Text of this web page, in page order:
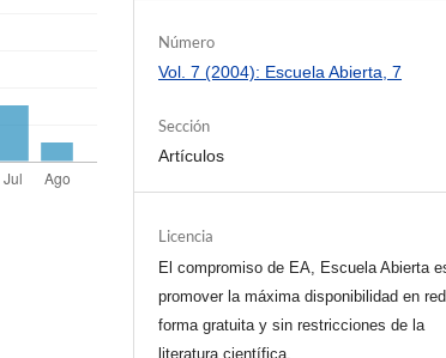
Número
Vol. 7 (2004): Escuela Abierta, 7
Sección
Artículos
Licencia
El compromiso de EA, Escuela Abierta
promover la máxima disponibilidad en
forma gratuita y sin restricciones de la
literatura científica.